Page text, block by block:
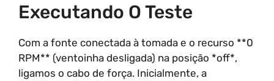
Executando O Teste
Com a fonte conectada à tomada e o recurso **0
RPM** (ventoinha desligada) na posição *off*,
ligamos o cabo de força. Inicialmente, a